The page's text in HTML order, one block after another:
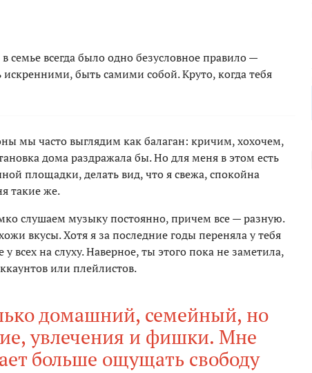
семье всегда было одно безусловное правило —
искренними, быть самими собой. Круто, когда тебя
мы часто выглядим как балаган: кричим, хохочем,
дома раздражала бы. Но для меня в этом есть
площадки, делать вид, что я свежа, спокойна
такие же.
слушаем музыку постоянно, причем все — разную.
вкусы. Хотя я за последние годы переняла у тебя
всех на слуху. Наверное, ты этого пока не заметила,
или плейлистов.
домашний, семейный, но
увлечения и фишки. Мне
больше ощущать свободу